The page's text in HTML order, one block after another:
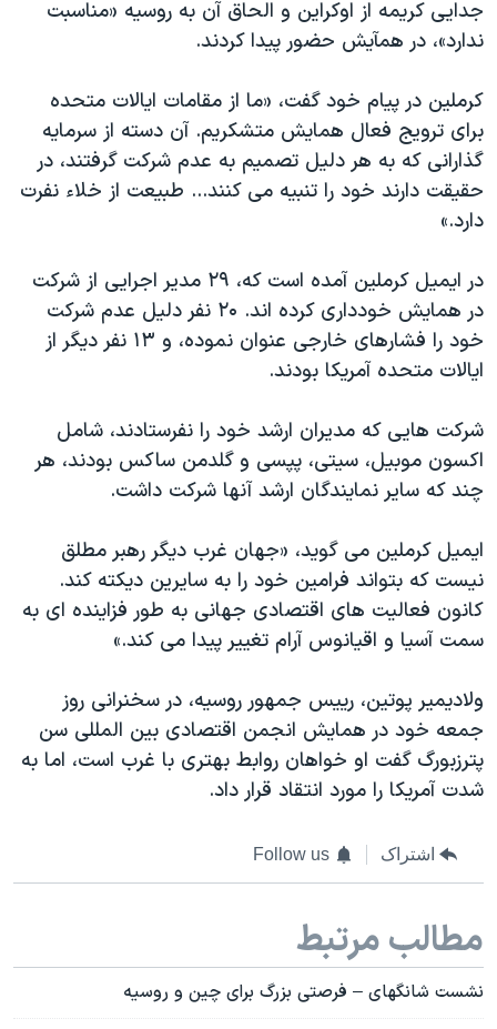
جدايی کريمه از اوکراين و الحاق آن به روسيه «مناسبت
ندارد»، در همآيش حضور پيدا کردند.
کرملين در پيام خود گفت، «ما از مقامات ایالات متحده
برای ترویج فعال همايش متشکريم. آن دسته از سرمایه
گذارانی که به هر دليل تصمیم به عدم شرکت گرفتند، در
حقيقت دارند خود را تنبيه می کنند... طبیعت از خلاء نفرت
دارد.»
در ايميل کرملين آمده است که، ۲۹ مدير اجرايی از شرکت
در همايش خودداری کرده اند. ۲۰ نفر دليل عدم شرکت
خود را فشارهای خارجی عنوان نموده، و ۱۳ نفر ديگر از
ایالات متحده آمریکا بودند.
شرکت هایی که مدیران ارشد خود را نفرستادند، شامل
اکسون موبیل، سیتی، پپسی و گلدمن ساکس بودند، هر
چند که سایر نمایندگان ارشد آنها شرکت داشت.
ايميل کرملين می گويد، «جهان غرب ديگر رهبر مطلق
نيست که بتواند فرامين خود را به سايرين ديکته کند.
کانون فعالیت های اقتصادی جهانی به طور فزاینده ای به
سمت آسیا و اقیانوس آرام تغییر پيدا می کند.»
ولادیمیر پوتین، رییس جمهور روسیه، در سخنرانی روز
جمعه خود در همايش انجمن اقتصادی بین المللی سن
پترزبورگ گفت او خواهان روابط بهتری با غرب است، اما به
شدت آمریکا را مورد انتقاد قرار داد.
اشتراک Follow us
مطالب مرتبط
نشست شانگهای – فرصتی بزرگ برای چین و روسیه